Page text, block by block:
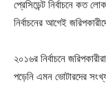
প্রেসিডেন্ট নির্বাচনে কত
নির্বাচনের আগেই
২০১৬র নির্বাচনে
পড়েনি এমন ভোটারদের